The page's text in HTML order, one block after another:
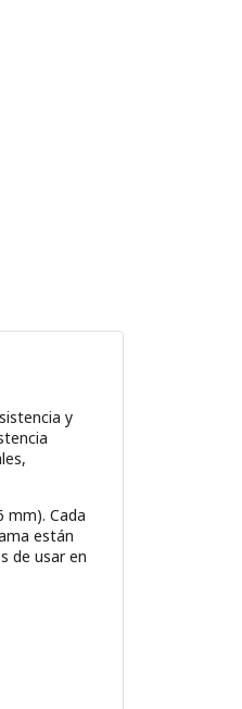
y
mm). Cada
están
de usar en